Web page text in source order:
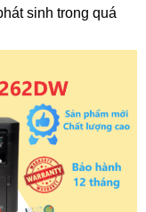
sinh trong quá